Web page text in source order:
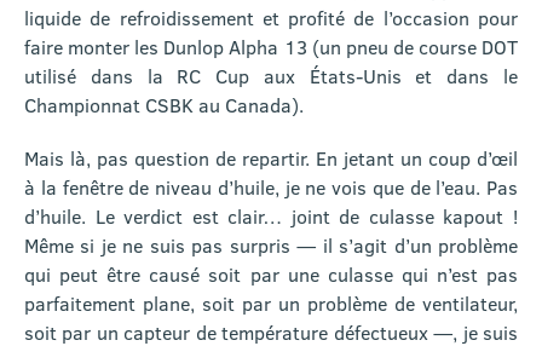
liquide de refroidissement et profité de l’occasion pour
faire monter les Dunlop Alpha 13 (un pneu de course DOT
utilisé dans la RC Cup aux États-Unis et dans le
Championnat CSBK au Canada).
Mais là, pas question de repartir. En jetant un coup d’œil
à la fenêtre de niveau d’huile, je ne vois que de l’eau. Pas
d’huile. Le verdict est clair… joint de culasse kapout !
Même si je ne suis pas surpris — il s’agit d’un problème
qui peut être causé soit par une culasse qui n’est pas
parfaitement plane, soit par un problème de ventilateur,
soit par un capteur de température défectueux —, je suis